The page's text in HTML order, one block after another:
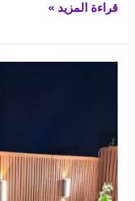
قراءة المزيد »